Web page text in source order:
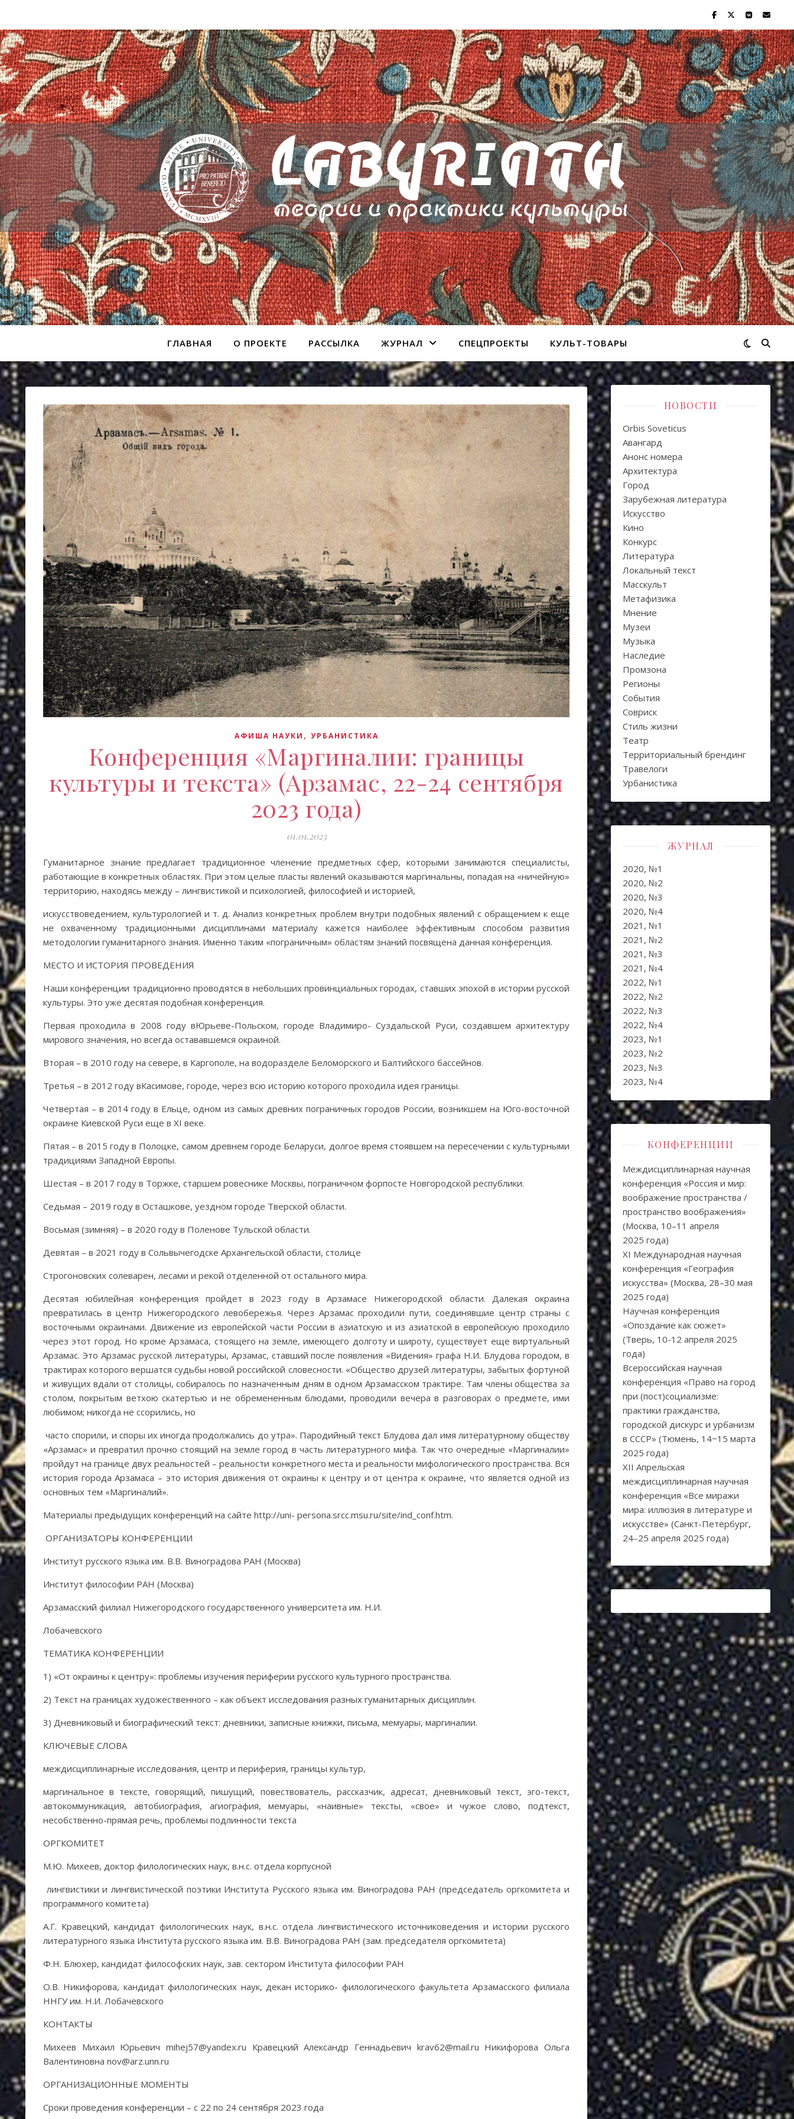
ГЛАВНАЯ О ПРОЕКТЕ РАССЫЛКА ЖУРНАЛ СПЕЦПРОЕКТЫ КУЛЬТ-ТОВАРЫ
АФИША НАУКИ , УРБАНИСТИКА
Конференция «Маргиналии: границы
культуры и текста» (Арзамас, 22-24 сентября
2023 года)
01.01.2023
Гуманитарное знание предлагает традиционное членение предметных сфер, которыми занимаются специалисты,
работающие в конкретных областях. При этом целые пласты явлений оказываются маргинальны, попадая на «ничейную»
территорию, находясь между – лингвистикой и психологией, философией и историей,
искусствоведением, культурологией и т. д. Анализ конкретных проблем внутри подобных явлений с обращением к еще
не охваченному традиционными дисциплинами материалу кажется наиболее эффективным способом развития
методологии гуманитарного знания. Именно таким «пограничным» областям знаний посвящена данная конференция.
МЕСТО И ИСТОРИЯ ПРОВЕДЕНИЯ
Наши конференции традиционно проводятся в небольших провинциальных городах, ставших эпохой в истории русской
культуры. Это уже десятая подобная конференция.
Первая проходила в 2008 году вЮрьеве-Польском, городе Владимиро- Суздальской Руси, создавшем архитектуру
мирового значения, но всегда остававшемся окраиной.
Вторая – в 2010 году на севере, в Каргополе, на водоразделе Беломорского и Балтийского бассейнов.
Третья – в 2012 году вКасимове, городе, через всю историю которого проходила идея границы.
Четвертая – в 2014 году в Ельце, одном из самых древних пограничных городов России, возникшем на Юго-восточной
окраине Киевской Руси еще в XI веке.
Пятая – в 2015 году в Полоцке, самом древнем городе Беларуси, долгое время стоявшем на пересечении с культурными
традициями Западной Европы.
Шестая – в 2017 году в Торжке, старшем ровеснике Москвы, пограничном форпосте Новгородской республики.
Седьмая – 2019 году в Осташкове, уездном городе Тверской области.
Восьмая (зимняя) – в 2020 году в Поленове Тульской области.
Девятая – в 2021 году в Сольвычегодске Архангельской области, столице
Строгоновских солеварен, лесами и рекой отделенной от остального мира.
Десятая юбилейная конференция пройдет в 2023 году в Арзамасе Нижегородской области. Далекая окраина
превратилась в центр Нижегородского левобережья. Через Арзамас проходили пути, соединявшие центр страны с
восточными окраинами. Движение из европейской части России в азиатскую и из азиатской в европейскую проходило
через этот город. Но кроме Арзамаса, стоящего на земле, имеющего долготу и широту, существует еще виртуальный
Арзамас. Это Арзамас русской литературы, Арзамас, ставший после появления «Видения» графа Н.И. Блудова городом, в
трактирах которого вершатся судьбы новой российской словесности. «Общество друзей литературы, забытых фортуной
и живущих вдали от столицы, собиралось по назначенным дням в одном Арзамасском трактире. Там члены общества за
столом, покрытым ветхою скатертью и не обремененным блюдами, проводили вечера в разговорах о предмете, ими
любимом; никогда не ссорились, но
часто спорили, и споры их иногда продолжались до утра». Пародийный текст Блудова дал имя литературному обществу
«Арзамас» и превратил прочно стоящий на земле город в часть литературного мифа. Так что очередные «Маргиналии»
пройдут на границе двух реальностей – реальности конкретного места и реальности мифологического пространства. Вся
история города Арзамаса – это история движения от окраины к центру и от центра к окраине, что является одной из
основных тем «Маргиналий».
Материалы предыдущих конференций на сайте http://uni- persona.srcc.msu.ru/site/ind_conf.htm.
ОРГАНИЗАТОРЫ КОНФЕРЕНЦИИ
Институт русского языка им. В.В. Виноградова РАН (Москва)
Институт философии РАН (Москва)
Арзамасский филиал Нижегородского государственного университета им. Н.И.
Лобачевского
ТЕМАТИКА КОНФЕРЕНЦИИ
1) «От окраины к центру»: проблемы изучения периферии русского культурного пространства.
2) Текст на границах художественного – как объект исследования разных гуманитарных дисциплин.
3) Дневниковый и биографический текст: дневники, записные книжки, письма, мемуары, маргиналии.
КЛЮЧЕВЫЕ СЛОВА
междисциплинарные исследования, центр и периферия, границы культур,
маргинальное в тексте, говорящий, пишущий, повествователь, рассказчик, адресат, дневниковый текст, эго-текст,
автокоммуникация, автобиография, агиография, мемуары, «наивные» тексты, «свое» и чужое слово, подтекст,
несобственно-прямая речь, проблемы подлинности текста
ОРГКОМИТЕТ
М.Ю. Михеев, доктор филологических наук, в.н.с. отдела корпусной
лингвистики и лингвистической поэтики Института Русского языка им. Виноградова РАН (председатель оргкомитета и
программного комитета)
А.Г. Кравецкий, кандидат филологических наук, в.н.с. отдела лингвистического источниковедения и истории русского
литературного языка Института русского языка им. В.В. Виноградова РАН (зам. председателя оргкомитета)
Ф.Н. Блюхер, кандидат философских наук, зав. сектором Института философии РАН
О.В. Никифорова, кандидат филологических наук, декан историко- филологического факультета Арзамасского филиала
ННГУ им. Н.И. Лобачевского
КОНТАКТЫ
Михеев Михаил Юрьевич mihej57@yandex.ru Кравецкий Александр Геннадьевич krav62@mail.ru Никифорова Ольга
Валентиновна nov@arz.unn.ru
ОРГАНИЗАЦИОННЫЕ МОМЕНТЫ
Сроки проведения конференции – с 22 по 24 сентября 2023 года
НОВОСТИ
Orbis Soveticus
Авангард
Анонс номера
Архитектура
Город
Зарубежная литература
Искуcство
Кино
Конкурс
Литература
Локальный текст
Масскульт
Метафизика
Мнение
Музеи
Музыка
Наследие
Промзона
Регионы
События
Совриск
Стиль жизни
Театр
Территориальный брендинг
Травелоги
Урбанистика
ЖУРНАЛ
2020, №1
2020, №2
2020, №3
2020, №4
2021, №1
2021, №2
2021, №3
2021, №4
2022, №1
2022, №2
2022, №3
2022, №4
2023, №1
2023, №2
2023, №3
2023, №4
КОНФЕРЕНЦИИ
Междисциплинарная научная
конференция «Россия и мир:
воображение пространства /
пространство воображения»
(Москва, 10–11 апреля
2025 года)
XI Международная научная
конференция «География
искусства» (Москва, 28–30 мая
2025 года)
Научная конференция
«Опоздание как сюжет»
(Тверь, 10-12 апреля 2025
года)
Всероссийская научная
конференция «Право на город
при (пост)социализме:
практики гражданства,
городской дискурс и урбанизм
в СССР» (Тюмень, 14−15 марта
2025 года)
XII Апрельская
междисциплинарная научная
конференция «Все миражи
мира: иллюзия в литературе и
искусстве» (Санкт-Петербург,
24‒25 апреля 2025 года)